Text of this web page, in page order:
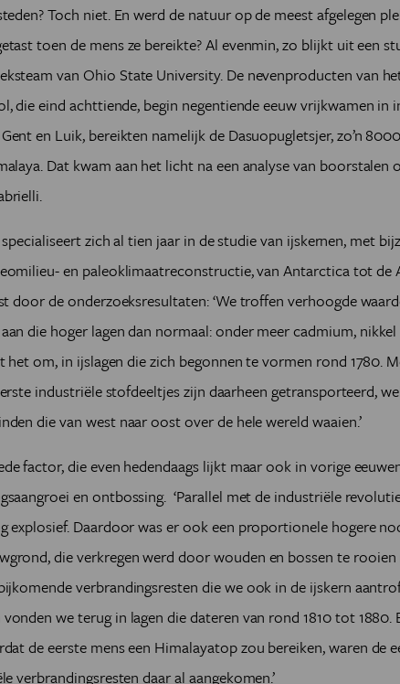
Toch niet. En werd de natuur op de meest afgelegen
toen de mens ze bereikte? Al evenmin, zo blijkt uit een
van Ohio State University. De nevenproducten van
die eind achttiende, begin negentiende eeuw vrijkwamen in
en Luik, bereikten namelijk de Dasuopugletsjer, zo’n
Dat kwam aan het licht na een analyse van boorstalen
zich al tien jaar in de studie van ijskernen, met
en paleoklimaatreconstructie, van Antarctica tot de
door de onderzoeksresultaten: ‘We troffen verhoogde
die hoger lagen dan normaal: onder meer cadmium, nikkel
het om, in ijslagen die zich begonnen te vormen rond 1780.
industriële stofdeeltjes zijn daarheen getransporteerd,
die van west naar oost over de hele wereld waaien.’
factor, die even hedendaags lijkt maar ook in vorige
en ontbossing. ‘Parallel met de industriële
explosief. Daardoor was er ook een proportionele hogere
die verkregen werd door wouden en bossen te
verbrandingsresten die we ook in de ijskern
we terug in lagen die dateren van rond 1810 tot 1880.
de eerste mens een Himalayatop zou bereiken, waren de
verbrandingsresten daar al aangekomen.’